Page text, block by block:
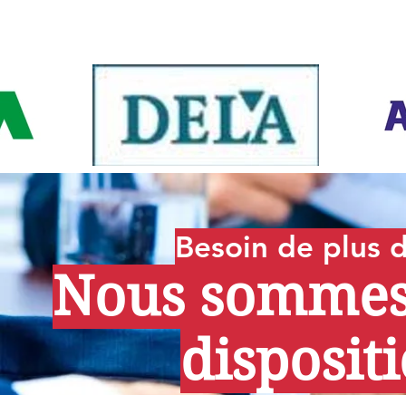
Besoin de plus
Nous